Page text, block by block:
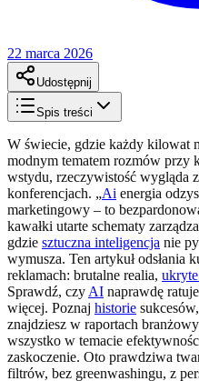
22 marca 2026
Udostępnij
Spis treści
W świecie, gdzie każdy kilowat
modnym tematem rozmów przy
wstydu, rzeczywistość wygląda
konferencjach. „Ai energia
marketingowy – to
kawałki utarte schematy
gdzie sztuczna inteligencja nie
wymusza. Ten artykuł
reklamach: brutalne realia,
Sprawdź, czy AI naprawdę
więcej. Poznaj historie
znajdziesz w raportach
wszystko w temacie
zaskoczenie. Oto prawdziwa
filtrów, bez greenwashingu, z